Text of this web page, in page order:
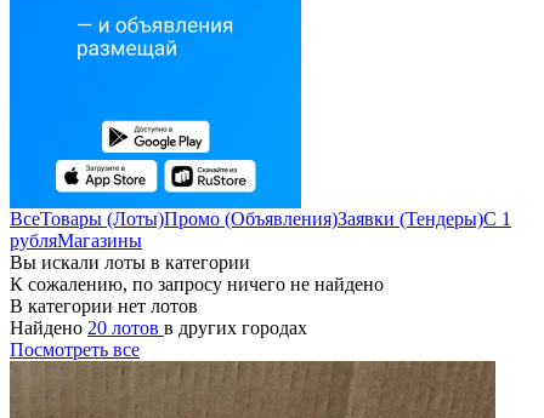
ВсеТовары (Лоты)Промо (Объявления)Заявки (Тендеры)С 1
рубляМагазины
Вы искали лоты в категории
К сожалению, по запросу ничего не найдено
В категории нет лотов
Найдено 20 лотов в других городах
Посмотреть все